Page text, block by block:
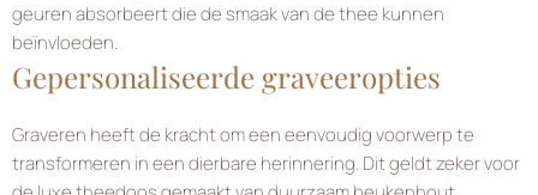
geuren absorbeert die de smaak van de thee kunnen
beïnvloeden.
Gepersonaliseerde graveeropties
Graveren heeft de kracht om een eenvoudig voorwerp te
transformeren in een dierbare herinnering. Dit geldt zeker voor